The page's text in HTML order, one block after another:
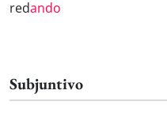
redando
Subjuntivo